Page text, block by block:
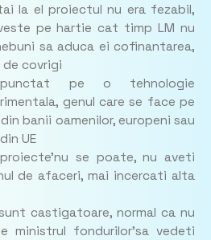
la el proiectul nu era fezabil,
pe hartie cat timp LM nu
sa aduca ei cofinantarea,
de covrigi
pe o tehnologie
genul care se face pe
banii oamenilor, europeni sau
UE
se poate, nu aveti
de afaceri, mai incercati alta
castigatoare, normal ca nu
ministrul fondurilor'sa vedeti